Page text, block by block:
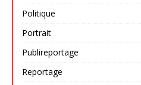
Politique
Portrait
Publireportage
Reportage